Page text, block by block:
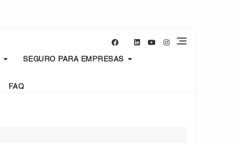
SEGURO PARA EMPRESAS
FAQ